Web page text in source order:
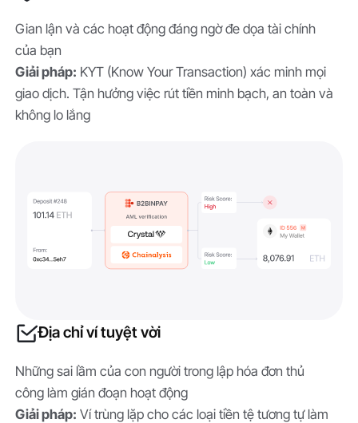
Gian lận và các hoạt động đáng ngờ đe dọa tài chính
của bạn
Giải pháp: KYT (Know Your Transaction) xác minh mọi
giao dịch. Tận hưởng việc rút tiền minh bạch, an toàn và
không lo lắng
Địa chỉ ví tuyệt vời
Những sai lầm của con người trong lập hóa đơn thủ
công làm gián đoạn hoạt động
Giải pháp: Ví trùng lặp cho các loại tiền tệ tương tự làm